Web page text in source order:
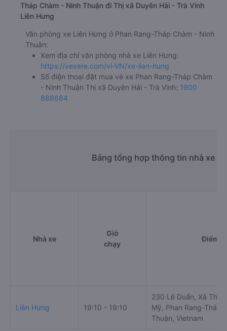
Tháp Chàm - Ninh Thuận đi Thị xã Duyên Hải - Trà Vinh
Liên Hưng
Văn phòng xe Liên Hưng ở Phan Rang-Tháp Chàm - Ninh
Thuận:
Xem địa chỉ văn phòng nhà xe Liên Hưng:
https://vexere.com/vi-VN/xe-lien-hung
Số điện thoại đặt mua vé xe Phan Rang-Tháp Chàm
- Ninh Thuận Thị xã Duyên Hải - Trà Vinh: 1900
888684
Bảng tổng hợp thông tin nhà xe
Nhà xe
Giờ
chạy
Điểm đi
Liên Hưng 19:10 - 19:10
230 Lê Duẩn, Xã
Mỹ, Phan Rang-Tháp
Thuận, Vietnam